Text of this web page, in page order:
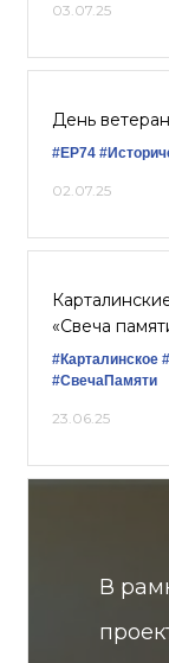
03.07.25
День
#ЕР74
02.07.25
«Свеча
#Карталинское
#СвечаПамяти
23.06.25
В